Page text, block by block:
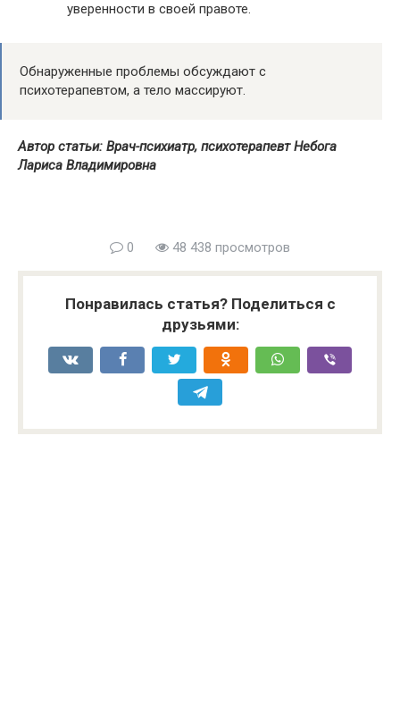
уверенности в своей правоте.
Обнаруженные проблемы обсуждают с
психотерапевтом, а тело массируют.
Автор статьи: Врач-психиатр, психотерапевт Небога
Лариса Владимировна
0 48 438 просмотров
Понравилась статья? Поделиться с
друзьями: